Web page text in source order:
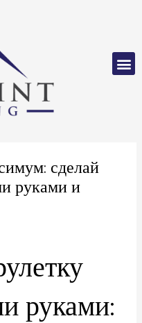
сделай
руками и
руками: